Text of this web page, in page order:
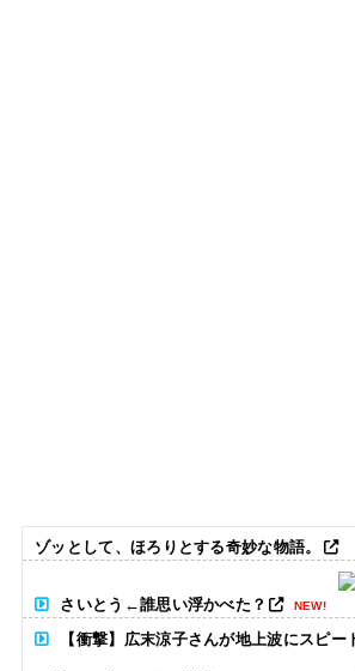
ゾッとして、ほろりとする奇妙な物語。
さいとう←誰思い浮かべた？ NEW!
【衝撃】広末涼子さんが地上波にスピ